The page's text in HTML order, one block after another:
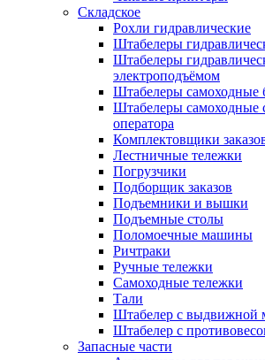
Складское
Рохли гидравлические
Штабелеры
Штабелеры
электроподъёмом
Штабелеры самоходные
Штабелеры самоходные
оператора
Комплектовщики
Лестничные тележки
Погрузчики
Подборщик заказов
Подъемники и вышки
Подъемные столы
Поломоечные машины
Ричтраки
Ручные тележки
Самоходные тележки
Тали
Штабелер с выдвижной
Штабелер с
Запасные части